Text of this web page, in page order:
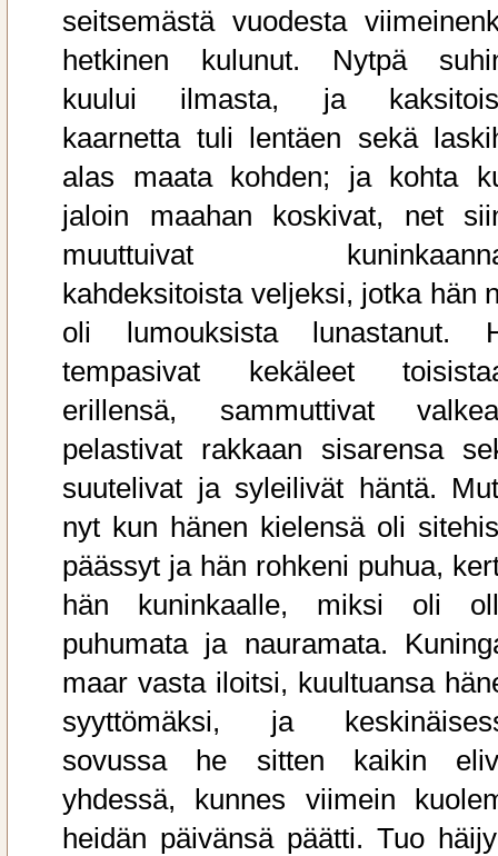
seitsemästä vuodesta
hetkinen kulunut. Nytpä
kuului ilmasta, ja
kaarnetta tuli lentäen sekä
alas maata kohden; ja kohta
jaloin maahan koskivat, net
muuttuivat
kahdeksitoista veljeksi, jotka hän
oli lumouksista lunastanut.
tempasivat kekäleet
erillensä, sammuttivat
pelastivat rakkaan sisarensa
suutelivat ja syleilivät häntä.
nyt kun hänen kielensä oli
päässyt ja hän rohkeni puhua,
hän kuninkaalle, miksi oli
puhumata ja nauramata.
maar vasta iloitsi, kuultuansa
syyttömäksi, ja
sovussa he sitten kaikin
yhdessä, kunnes viimein
heidän päivänsä päätti. Tuo